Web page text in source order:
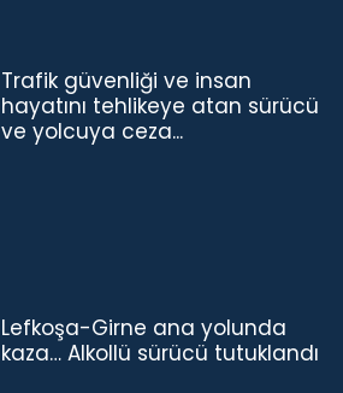
Trafik güvenliği ve insan
hayatını tehlikeye atan sürücü
ve yolcuya ceza...
Lefkoşa-Girne ana yolunda
kaza… Alkollü sürücü tutuklandı